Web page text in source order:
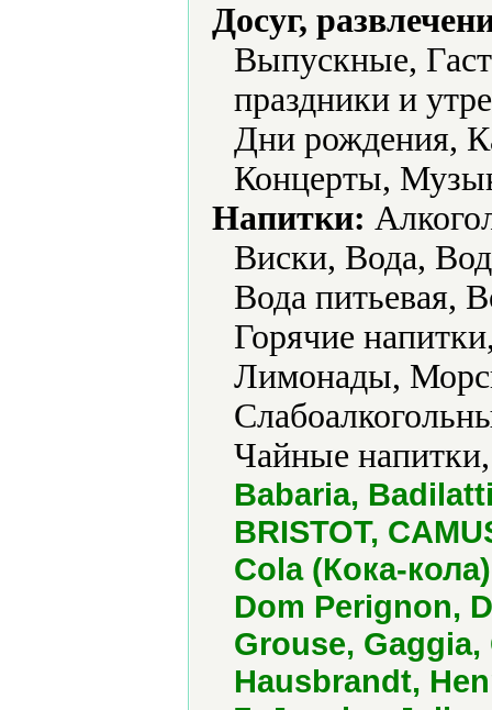
Досуг,
Выпускные,
праздники и
Дни рождения,
Концерты,
Напитки:
Виски, Вода,
Вода питьевая,
Горячие
Лимонады,
Чайные
Babaria,
BRISTOT,
Cola (Кока-
Dom Perignon,
Grouse,
Hausbrandt,